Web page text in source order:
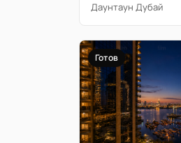
Даунтаун Дубай
Готов